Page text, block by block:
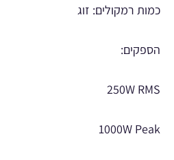
כמות רמקולים: זוג
הספקים:
250W RMS
1000W Peak